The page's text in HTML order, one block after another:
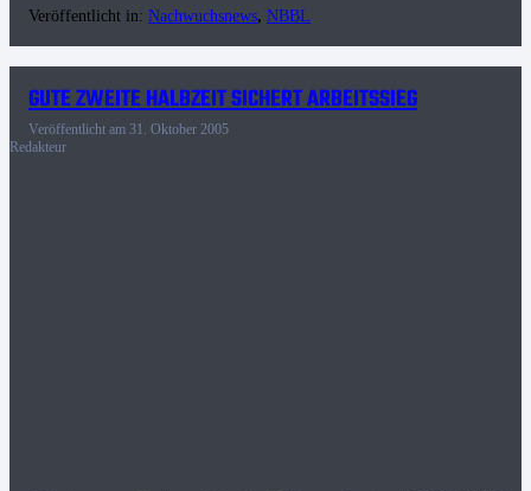
Veröffentlicht in: Nachwuchsnews, NBBL
GUTE ZWEITE HALBZEIT SICHERT ARBEITSSIEG
Veröffentlicht am 31. Oktober 2005
Redakteur